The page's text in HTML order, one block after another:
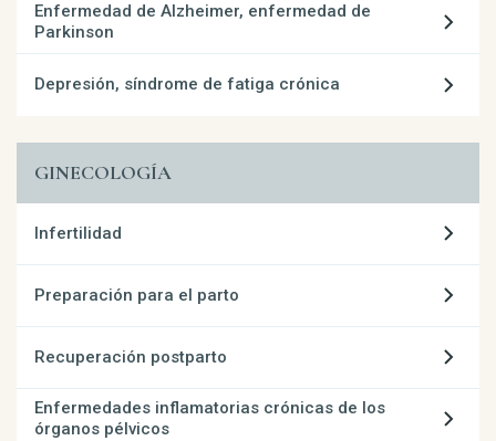
Enfermedad de Alzheimer, enfermedad de
Parkinson
Depresión, síndrome de fatiga crónica
GINECOLOGÍA
Infertilidad
Preparación para el parto
Recuperación postparto
Enfermedades inflamatorias crónicas de los
órganos pélvicos